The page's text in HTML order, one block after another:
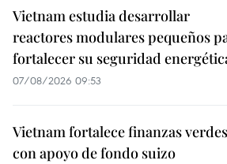
Vietnam estudia desarrollar
reactores modulares pequeños
fortalecer su seguridad
07/08/2026 09:53
Vietnam fortalece finanzas verdes
con apoyo de fondo suizo